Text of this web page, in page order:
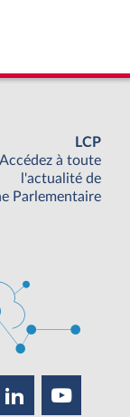
LCP
Accédez à toute
l'actualité de
Parlementaire